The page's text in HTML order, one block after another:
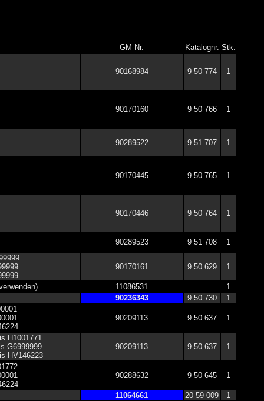
GM Nr. Katalognr. Stk.
90168984 9 50 774 1
90170160 9 50 766 1
90289522 9 51 707 1
90170445 9 50 765 1
90170446 9 50 764 1
90289523 9 51 708
1
90170161 9 50 629 1
11086531
1
90236343
9 50 730
1
90209113 9 50 637 1
H1001771
G6999999
HV146223
90209113 9 50 637 1
90288632 9 50 645 1
11064661 20 59 009
1